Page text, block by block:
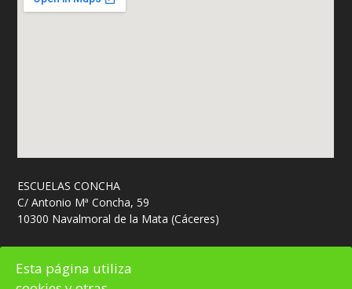
ESCUELAS CONCHA
C/ Antonio Mª Concha, 59
10300 Navalmoral de la Mata (Cáceres)
Esta página utiliza